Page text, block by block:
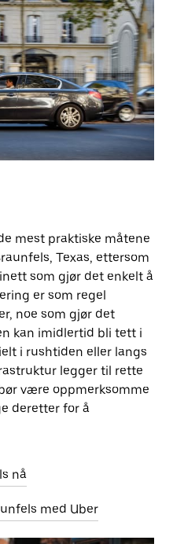
mest praktiske måtene
Texas, ettersom
som gjør det enkelt å
er som regel
noe som gjør det
kan imidlertid bli tett i
i rushtiden eller langs
legger til rette
være oppmerksomme
deretter for å
nå
med Uber